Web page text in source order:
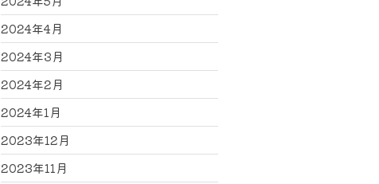
2024年4月
2024年3月
2024年2月
2024年1月
2023年12月
2023年11月